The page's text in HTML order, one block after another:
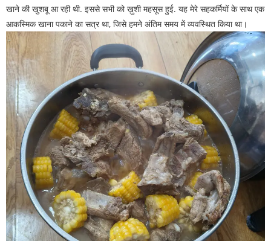
खाने की खुशबू आ रही थी. इससे सभी को ख़ुशी महसूस हुई. यह मेरे सहकर्मियों के साथ एक
आकस्मिक खाना पकाने का सत्र था, जिसे हमने अंतिम समय में व्यवस्थित किया था।